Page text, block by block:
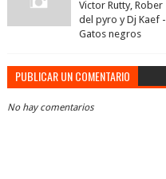
Victor Rutty, Rober
del pyro y Dj Kaef -
Gatos negros
PUBLICAR UN COMENTARIO
No hay comentarios